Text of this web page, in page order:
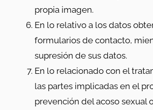
propia imagen.
En lo relativo a los datos
formularios de contacto,
supresión de sus datos.
En lo relacionado con el
las partes implicadas en el
prevención del acoso sexual